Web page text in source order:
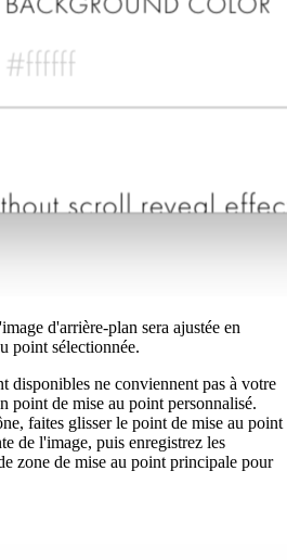
d'arrière-plan sera ajustée en
point sélectionnée.
disponibles ne conviennent pas à votre
point de mise au point personnalisé.
faites glisser le point de mise au point
de l'image, puis enregistrez les
zone de mise au point principale pour